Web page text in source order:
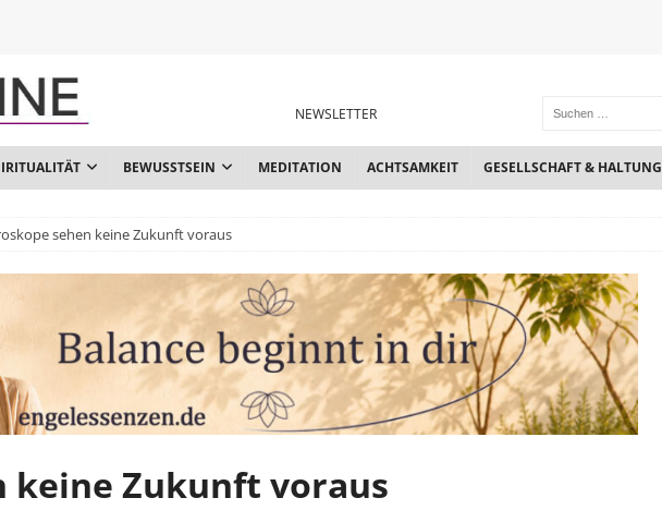
NEWSLETTER
BEWUSSTSEIN MEDITATION ACHTSAMKEIT GESELLSCHAFT & HALTUNG
sehen keine Zukunft voraus
keine Zukunft voraus